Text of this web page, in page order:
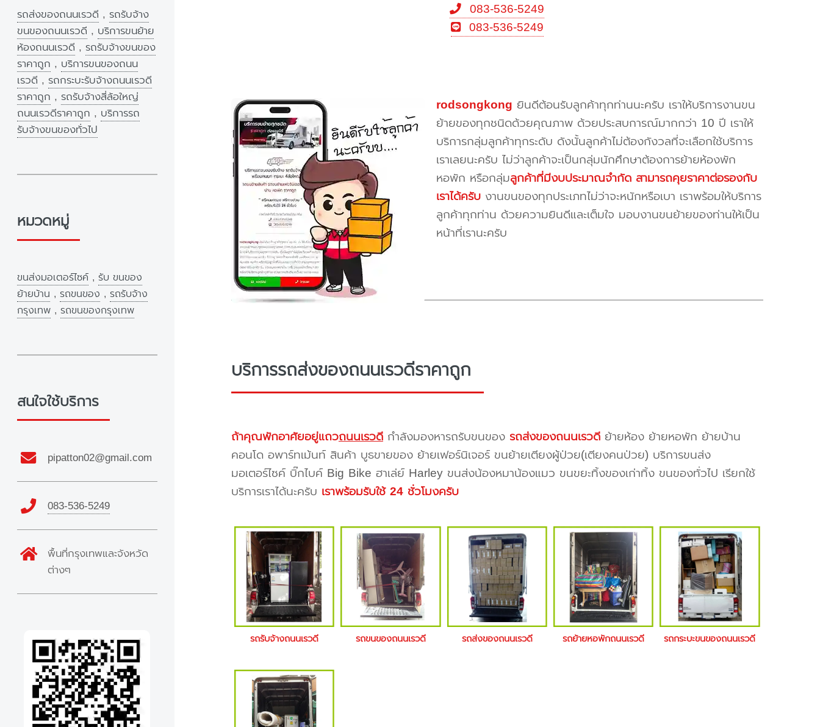
083-536-5249
083-536-5249
rodsongkong ยินดีต้อนรับลูกค้าทุกท่านนะครับ เราให้บริการงานขน
ย้ายของทุกชนิดด้วยคุณภาพ ด้วยประสบการณ์มากกว่า 10 ปี เราให้
บริการกลุ่มลูกค้าทุกระดับ ดังนั้นลูกค้าไม่ต้องกังวลที่จะเลือกใช้บริการ
เราเลยนะครับ ไม่ว่าลูกค้าจะเป็นกลุ่มนักศึกษาต้องการย้ายห้องพัก
หอพัก หรือกลุ่มลูกค้าที่มีงบประมาณจำกัด สามารถคุยราคาต่อรองกับ
เราได้ครับงานขนของทุกประเภทไม่ว่าจะหนักหรือเบา เราพร้อมให้บริการ
ลูกค้าทุกท่าน ด้วยความยินดีและเต็มใจ มอบงานขนย้ายของท่านให้เป็น
หน้าที่เรานะครับ
บริการรถส่งของถนนเรวดีราคาถูก
ถ้าคุณพักอาศัยอยู่แถวถนนเรวดีกำลังมองหารถรับขนของ รถส่งของถนนเรวดีย้ายห้อง ย้ายหอพัก ย้ายบ้าน
คอนโด อพาร์ทเม้นท์ สินค้า บูธขายของ ย้ายเฟอร์นิเจอร์ ขนย้ายเตียงผู้ป่วย(เตียงคนป่วย) บริการขนส่ง
มอเตอร์ไซค์ บิ๊กไบค์ Big Bike ฮาเล่ย์ Harley ขนส่งน้องหมาน้องแมว ขนขยะทิ้งของเก่าทิ้ง ขนของทั่วไป เรียกใช้
บริการเราได้นะครับ เราพร้อมรับใช้ 24 ชั่วโมงครับ
รถรับจ้างถนนเรวดี รถขนของถนนเรวดี รถส่งของถนนเรวดี รถย้ายหอพักถนนเรวดี รถกระบะขนของถนนเรวดี
รถส่งของถนนเรวดี , รถรับจ้าง
ขนของถนนเรวดี , บริการขนย้าย
ห้องถนนเรวดี , รถรับจ้างขนของ
ราคาถูก , บริการขนของถนน
เรวดี , รถกระบะรับจ้างถนนเรวดี
ราคาถูก , รถรับจ้างสี่ล้อใหญ่
ถนนเรวดีราคาถูก , บริการรถ
รับจ้างขนของทั่วไป
หมวดหมู่
ขนส่งมอเตอร์ไซค์ , รับ ขนของ
ย้ายบ้าน , รถขนของ , รถรับจ้าง
กรุงเทพ , รถขนของกรุงเทพ
สนใจใช้บริการ
pipatton02@gmail.com
083-536-5249
พื้นที่กรุงเทพและจังหวัด
ต่างๆ